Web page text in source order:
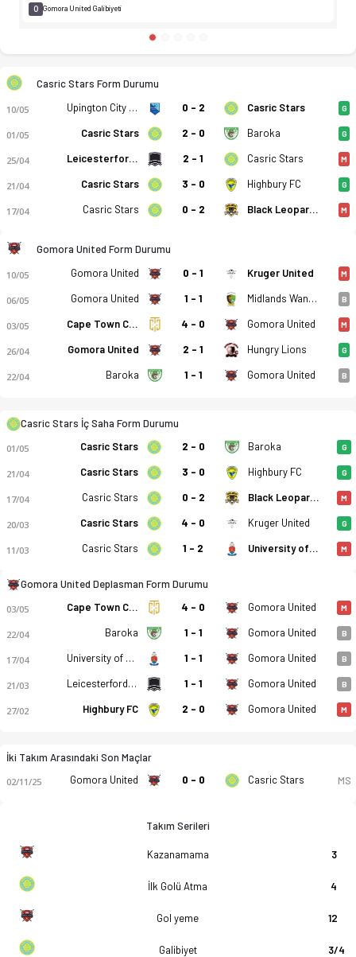
Casric Stars - Gomora United 3-1 bitti. Gol anları, kadro,
0 Gomora United Galibiyeti
Casric Stars Form Durumu
10/05 Upington City FC 0 - 2 Casric Stars G
01/05 Casric Stars 2 - 0 Baroka G
25/04 Leicesterford City 2 - 1 Casric Stars M
21/04 Casric Stars 3 - 0 Highbury FC G
17/04 Casric Stars 0 - 2 Black Leopards M
Gomora United Form Durumu
10/05 Gomora United 0 - 1 Kruger United M
06/05 Gomora United 1 - 1 Midlands Wanderers FC B
03/05 Cape Town City 4 - 0 Gomora United M
26/04 Gomora United 2 - 1 Hungry Lions G
22/04 Baroka 1 - 1 Gomora United B
Casric Stars İç Saha Form Durumu
01/05 Casric Stars 2 - 0 Baroka G
21/04 Casric Stars 3 - 0 Highbury FC G
17/04 Casric Stars 0 - 2 Black Leopards M
20/03 Casric Stars 4 - 0 Kruger United G
11/03 Casric Stars 1 - 2 University of Pretoria FC M
Gomora United Deplasman Form Durumu
03/05 Cape Town City 4 - 0 Gomora United M
22/04 Baroka 1 - 1 Gomora United B
17/04 University of Pretoria FC 1 - 1 Gomora United B
21/03 Leicesterford City 1 - 1 Gomora United B
27/02 Highbury FC 2 - 0 Gomora United M
İki Takım Arasındaki Son Maçlar
02/11/25 Gomora United 0 - 0 Casric Stars MS
Takım Serileri
Kazanamama 3
İlk Golü Atma 4
Gol yeme 12
Galibiyet 3/4